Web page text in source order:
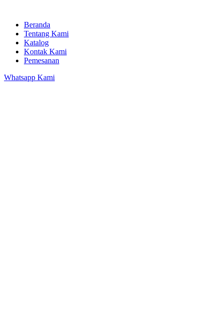
Beranda
Tentang Kami
Katalog
Kontak Kami
Pemesanan
Whatsapp Kami